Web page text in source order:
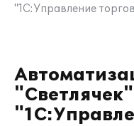
"1С:Управление